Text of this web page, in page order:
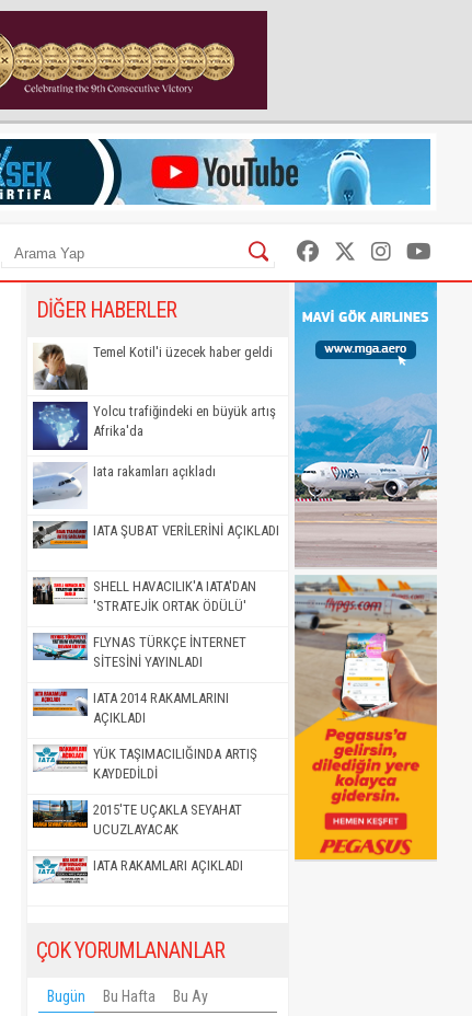
DİĞER HABERLER
Temel Kotil'i üzecek haber geldi
Yolcu trafiğindeki en büyük artış
Afrika'da
Iata rakamları açıkladı
IATA ŞUBAT VERİLERİNİ AÇIKLADI
SHELL HAVACILIK'A IATA'DAN
'STRATEJİK ORTAK ÖDÜLÜ'
FLYNAS TÜRKÇE İNTERNET
SİTESİNİ YAYINLADI
IATA 2014 RAKAMLARINI
AÇIKLADI
YÜK TAŞIMACILIĞINDA ARTIŞ
KAYDEDİLDİ
2015'TE UÇAKLA SEYAHAT
UCUZLAYACAK
IATA RAKAMLARI AÇIKLADI
ÇOK YORUMLANANLAR
Bugün Bu Hafta Bu Ay